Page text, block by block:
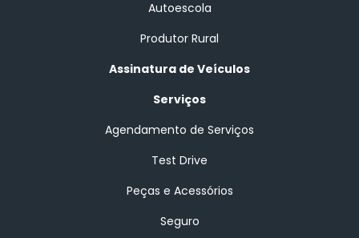
Autoescola
Produtor Rural
Assinatura de Veículos
Serviços
Agendamento de Serviços
Test Drive
Peças e Acessórios
Seguro